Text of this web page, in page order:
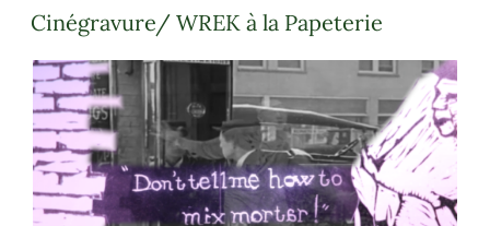
LE
Cinégravure/ WREK à la Papeterie